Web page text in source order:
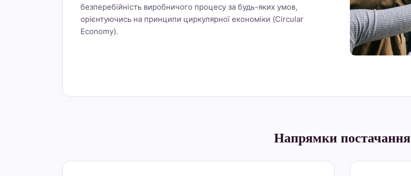
безперебійність виробничого процесу за будь-яких умов,
орієнтуючись на принципи циркулярної економіки (Circular
Economy).
Напрямки постачання